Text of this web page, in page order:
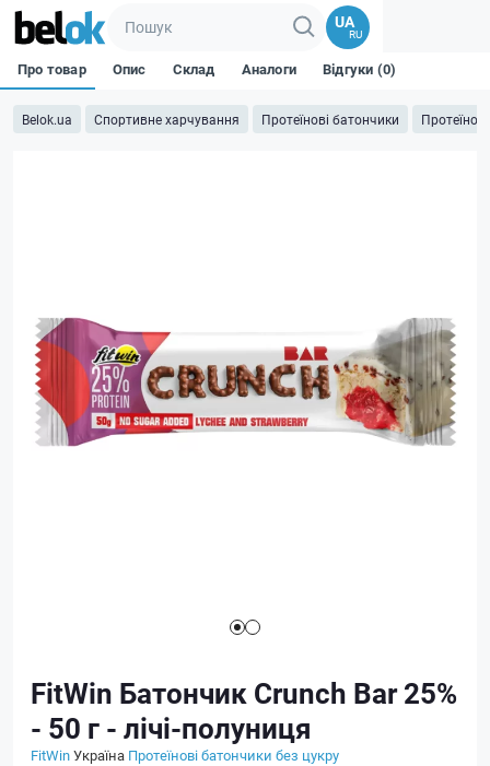
UA
RU
Belok.ua Спортивне харчування Протеїнові батончики
Про товар Опис Склад Аналоги Відгуки (0)
FitWin Батончик Crunch Bar 25%
- 50 г - лічі-полуниця
FitWinУкраїна Протеїнові батончики без цукру